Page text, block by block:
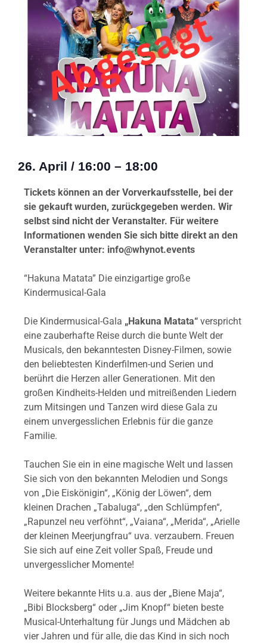
26. April / 16:00 – 18:00
Tickets können an der Vorverkaufsstelle, bei der
sie gekauft wurden, zurückgegeben werden. Wir
selbst sind nicht der Veranstalter. Für weitere
Informationen wenden Sie sich bitte direkt an den
Veranstalter unter: info@whynot.events
“Hakuna Matata” Die einzigartige große
Kindermusical-Gala
Die Kindermusical-Gala „Hakuna Matata“ verspricht
eine zauberhafte Reise durch die bunte Welt der
Musicals, den bekanntesten Disney-Filmen, sowie
den beliebtesten Kinderfilmen-und Serien und
berührt die Herzen aller Generationen. Mit den
großen Kindheits-Helden und mitreißenden Liedern
zum Mitsingen und Tanzen wird diese Gala zu
einem unvergesslichen Erlebnis für die ganze
Familie.
Tauchen Sie ein in eine magische Welt und lassen
Sie sich von den bekannten Melodien und Songs
von „Die Eiskönigin“, „König der Löwen“, dem
kleinen Drachen „Tabaluga“, „den Schlümpfen“,
„Rapunzel neu verföhnt“, „Vaiana“, „Merida“, „Arielle
der kleinen Meerjungfrau“ uva. verzaubern. Freuen
Sie sich auf eine Zeit voller Spaß, Freude und
unvergesslicher Momente!
Weitere bekannte Hits u.a. aus der „Biene Maja“,
„Bibi Blocksberg“ oder „Jim Knopf“ bieten beste
Musical-Unterhaltung für Jungs und Mädchen ab
vier Jahren und für alle, die das Kind in sich noch